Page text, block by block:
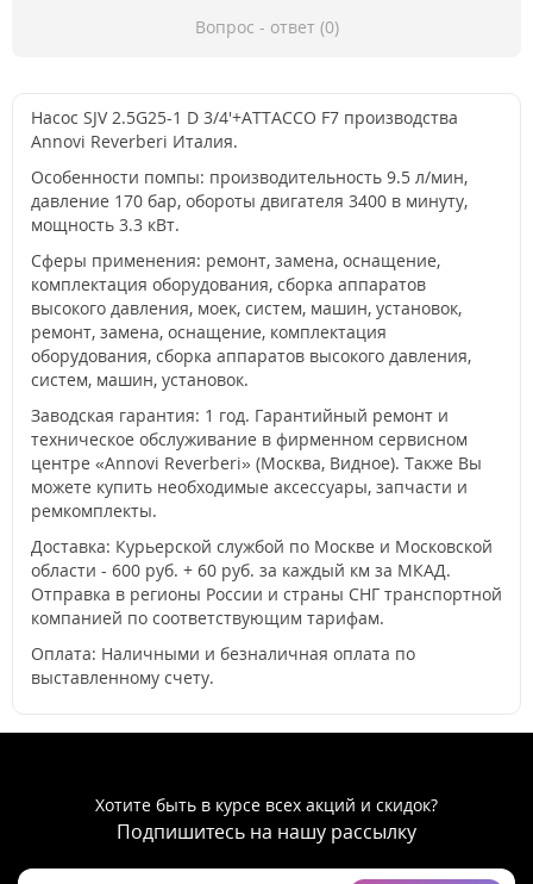
Вопрос - ответ (0)
Насос SJV 2.5G25-1 D 3/4'+ATTACCO F7 производства
Annovi Reverberi Италия.
Особенности помпы: производительность 9.5 л/мин,
давление 170 бар, обороты двигателя 3400 в минуту,
мощность 3.3 кВт.
Сферы применения: ремонт, замена, оснащение,
комплектация оборудования, сборка аппаратов
высокого давления, моек, систем, машин, установок,
ремонт, замена, оснащение, комплектация
оборудования, сборка аппаратов высокого давления,
систем, машин, установок.
Заводская гарантия: 1 год. Гарантийный ремонт и
техническое обслуживание в фирменном сервисном
центре «Annovi Reverberi» (Москва, Видное). Также Вы
можете купить необходимые аксессуары, запчасти и
ремкомплекты.
Доставка: Курьерской службой по Москве и Московской
области - 600 руб. + 60 руб. за каждый км за МКАД.
Отправка в регионы России и страны СНГ транспортной
компанией по соответствующим тарифам.
Оплата: Наличными и безналичная оплата по
выставленному счету.
Хотите быть в курсе всех акций и скидок?
Подпишитесь на нашу рассылку